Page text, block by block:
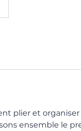
plier et organiser
ensemble le